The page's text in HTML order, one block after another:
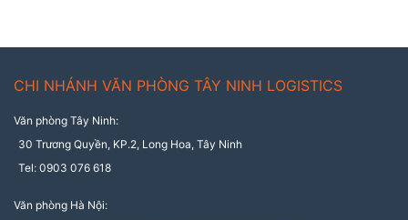
CHI NHÁNH VĂN PHÒNG TÂY NINH LOGISTICS
Văn phòng Tây Ninh:
30 Trương Quyền, KP.2, Long Hoa, Tây Ninh
Tel: 0903 076 618
Văn phòng Hà Nội: